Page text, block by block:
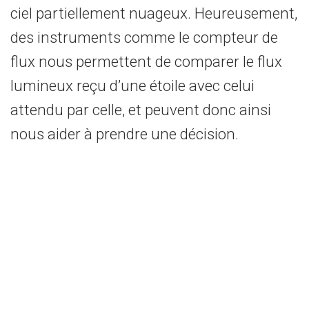
ciel partiellement nuageux. Heureusement,
des instruments comme le compteur de
flux nous permettent de comparer le flux
lumineux reçu d’une étoile avec celui
attendu par celle, et peuvent donc ainsi
nous aider à prendre une décision.